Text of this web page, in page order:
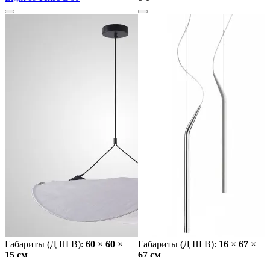
Габариты (Д Ш В): 60 × 60 ×
Габариты (Д Ш В): 16 × 67 ×